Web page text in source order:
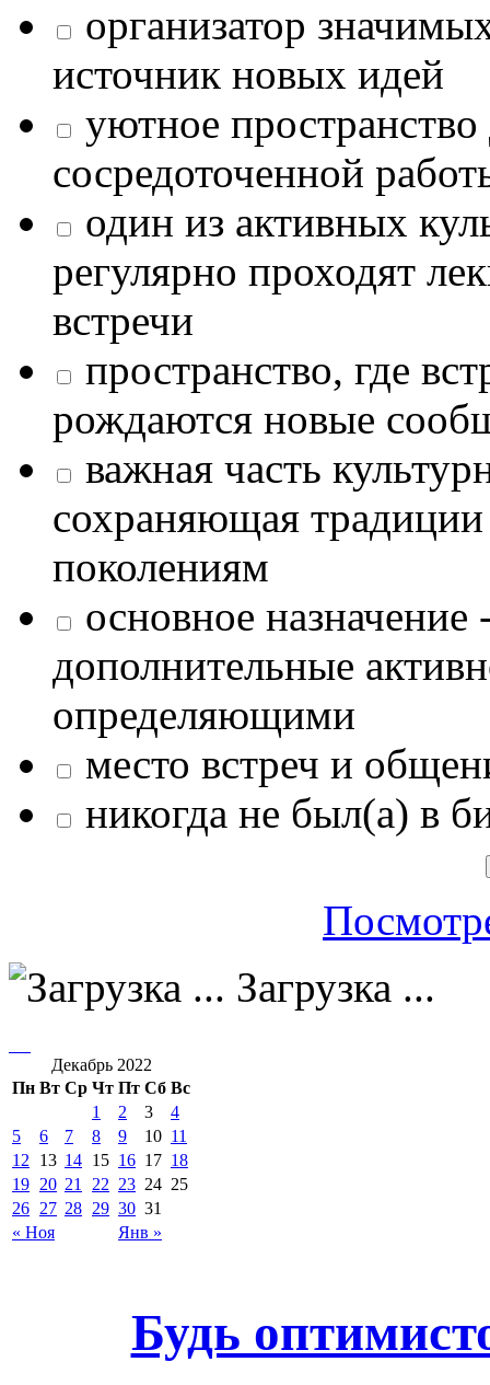
организатор
источник новых идей
уютное
сосредоточенной
один из активных
регулярно проходят
встречи
пространство, где
рождаются новые
важная часть
сохраняющая
поколениям
основное назначение
дополнительные
определяющими
место встреч и
никогда не был(а) в
Загрузка ...
Декабрь 2022
Пн Вт Ср Чт Пт Сб Вс
« Ноя Янв »
1 2 3
4
5
6 7 8 9 10 11
12
13 14 15 16 17 18
19 20 21 22 23 24 25
26 27 28 29 30 31
Будь